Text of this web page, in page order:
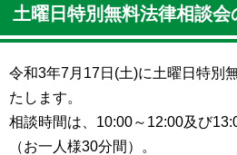
土曜日特別無料法律相談会
令和3年7月17日(土)に土曜日特別
たします。
相談時間は、10:00～12:00及び
（お一人様30分間）。